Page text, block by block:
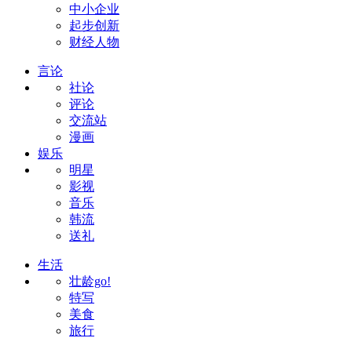
中小企业
起步创新
财经人物
言论
社论
评论
交流站
漫画
娱乐
明星
影视
音乐
韩流
送礼
生活
壮龄go!
特写
美食
旅行